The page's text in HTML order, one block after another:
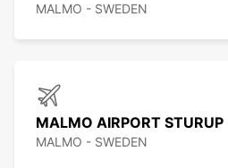
MALMO - SWEDEN
MALMO AIRPORT STURUP
MALMO - SWEDEN